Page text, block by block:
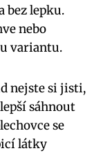
bez lepku.
nebo
variantu.
nejste si jisti,
sáhnout
se
látky